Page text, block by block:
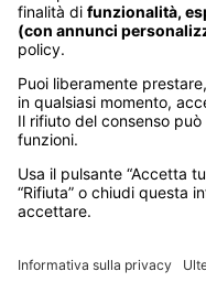
Australia
Cambogia
Madagascar Maldive
Mauritius Messico
Polinesia Francese
Sudafrica Tanzania